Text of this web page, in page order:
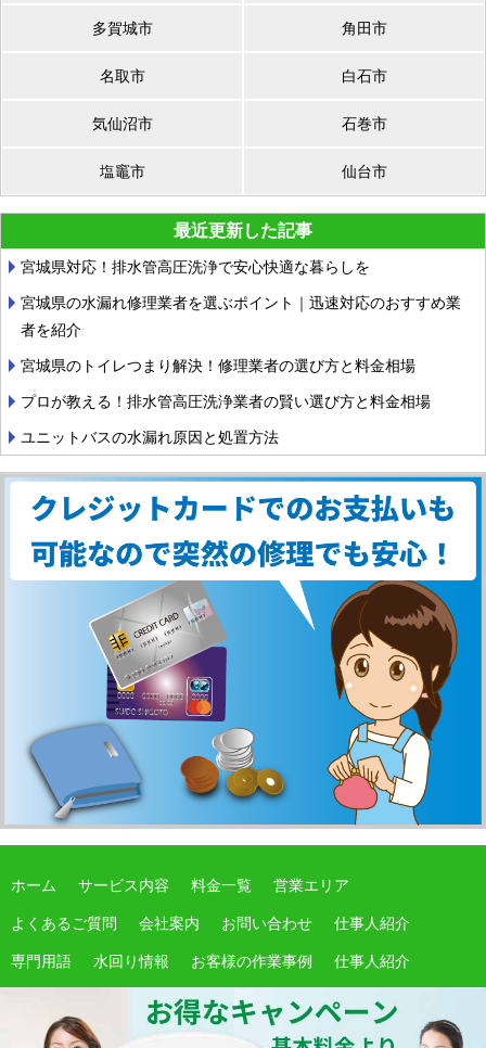
多賀城市 角田市
名取市 白石市
気仙沼市 石巻市
塩竈市 仙台市
最近更新した記事
宮城県対応！排水管高圧洗浄で安心快適な暮らしを
宮城県の水漏れ修理業者を選ぶポイント｜迅速対応のおすすめ業
者を紹介
宮城県のトイレつまり解決！修理業者の選び方と料金相場
プロが教える！排水管高圧洗浄業者の賢い選び方と料金相場
ユニットバスの水漏れ原因と処置方法
ホーム サービス内容 料金一覧 営業エリア
よくあるご質問 会社案内 お問い合わせ 仕事人紹介
専門用語 水回り情報 お客様の作業事例 仕事人紹介
期間限定